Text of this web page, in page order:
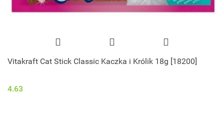
Vitakraft Cat Stick Classic Kaczka i Królik 18g [18200]
4.63